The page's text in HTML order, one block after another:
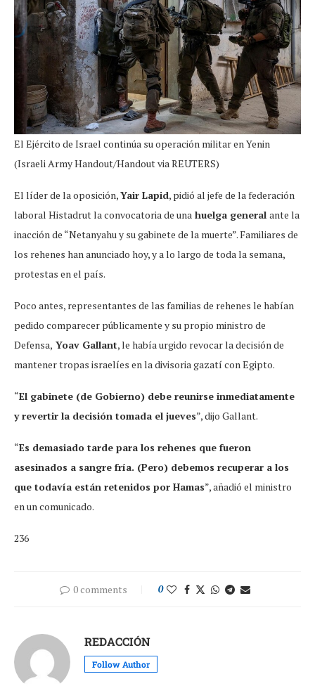
El Ejército de Israel continúa su operación militar en Yenin
(Israeli Army Handout/Handout via REUTERS)
El líder de la oposición,Yair Lapid, pidió al jefe de la federación
laboral Histadrut la convocatoria de una huelga general ante la
inacción de “Netanyahu y su gabinete de la muerte”. Familiares de
los rehenes han anunciado hoy, y a lo largo de toda la semana,
protestas en el país.
Poco antes, representantes de las familias de rehenes le habían
pedido comparecer públicamente y su propio ministro de
Defensa, Yoav Gallant, le había urgido revocar la decisión de
mantener tropas israelíes en la divisoria gazatí con Egipto.
“El gabinete (de Gobierno) debe reunirse inmediatamente
y revertir la decisión tomada el jueves”, dijo Gallant.
“Es demasiado tarde para los rehenes que fueron
asesinados a sangre fría. (Pero) debemos recuperar a los
que todavía están retenidos por Hamas”, añadió el ministro
en un comunicado.
236
0 comments 0
REDACCIÓN
Follow Author